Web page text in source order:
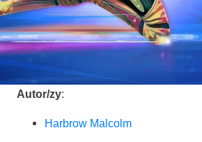
Autor/zy:
Har­brow Malcolm